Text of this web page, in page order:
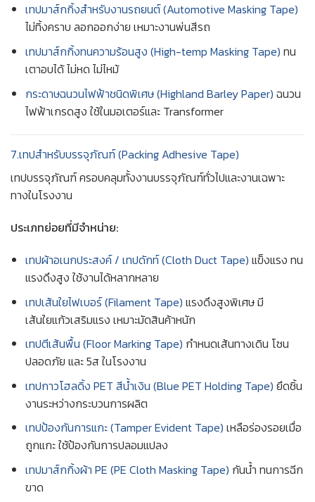
เทปมาส์กกิ้งสำหรับงานรถยนต์ (Automotive Masking Tape)
ไม่ทิ้งคราบ ลอกออกง่าย เหมาะงานพ่นสีรถ
เทปมาส์กกิ้งทนความร้อนสูง (High-temp Masking Tape) ทน
เตาอบได้ ไม่หด ไม่ไหม้
กระดาษฉนวนไฟฟ้าชนิดพิเศษ (Highland Barley Paper) ฉนวน
ไฟฟ้าเกรดสูง ใช้ในมอเตอร์และ Transformer
7.เทปสำหรับบรรจุภัณฑ์ (Packing Adhesive Tape)
เทปบรรจุภัณฑ์ ครอบคลุมทั้งงานบรรจุภัณฑ์ทั่วไปและงานเฉพาะ
ทางในโรงงาน
ประเภทย่อยที่มีจำหน่าย:
เทปผ้าอเนกประสงค์ / เทปดักท์ (Cloth Duct Tape) แข็งแรง ทน
แรงดึงสูง ใช้งานได้หลากหลาย
เทปเส้นใยไฟเบอร์ (Filament Tape) แรงดึงสูงพิเศษ มี
เส้นใยแก้วเสริมแรง เหมาะมัดสินค้าหนัก
เทปตีเส้นพื้น (Floor Marking Tape) กำหนดเส้นทางเดิน โซน
ปลอดภัย และ 5ส ในโรงงาน
เทปกาวโฮลดิ้ง PET สีน้ำเงิน (Blue PET Holding Tape) ยึดชิ้น
งานระหว่างกระบวนการผลิต
เทปป้องกันการแกะ (Tamper Evident Tape) เหลือร่องรอยเมื่อ
ถูกแกะ ใช้ป้องกันการปลอมแปลง
เทปมาส์กกิ้งผ้า PE (PE Cloth Masking Tape) กันน้ำ ทนการฉีก
ขาด